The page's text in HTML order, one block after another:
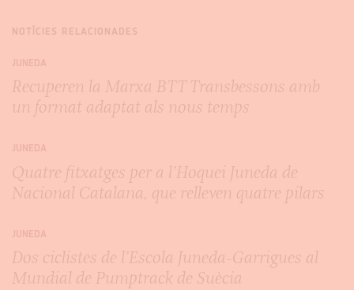
NOTÍCIES RELACIONADES
JUNEDA
Recuperen la Marxa BTT Transbessons amb
un format adaptat als nous temps
JUNEDA
Quatre fitxatges per a l’Hoquei Juneda de
Nacional Catalana, que relleven quatre pilars
JUNEDA
Dos ciclistes de l’Escola Juneda-Garrigues al
Mundial de Pumptrack de Suècia